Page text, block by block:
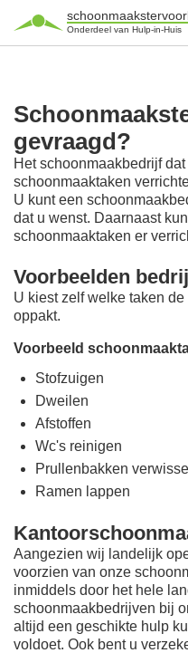
Onderdeel van Hulp-in-Huis
gevraagd?
Het schoonmaakbedrijf
schoonmaaktaken
U kunt een
dat u wenst. Daarnaast
schoonmaaktaken er
Voorbeelden
U kiest zelf welke taken
oppakt.
Voorbeeld
Stofzuigen
Dweilen
Afstoffen
Wc's reinigen
Prullenbakken
Ramen lappen
Aangezien wij landelijk
voorzien van onze
inmiddels door het hele
schoonmaakbedrijven bij
altijd een geschikte hulp
voldoet. Ook bent u